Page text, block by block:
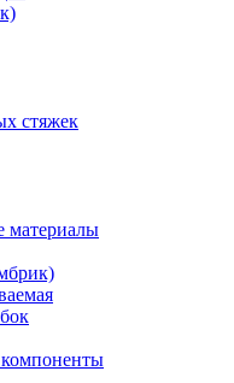
стяжек
материалы